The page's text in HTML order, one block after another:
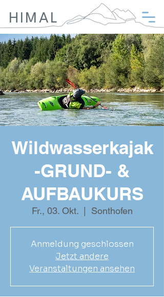
HIMAL
Wildwasserkajak
-GRUND- &
AUFBAUKURS
Fr., 03. Okt.
  |
Sonthofen
Anmeldung geschlossen
Jetzt andere
Veranstaltungen ansehen